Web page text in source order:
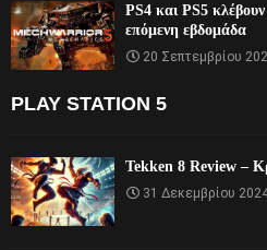
PS4 και PS5
επόμενη εβδομάδα
20 Σεπτεμβρίου
PLAY STATION 5
Tekken 8 Review –
31 Δεκεμβρίου